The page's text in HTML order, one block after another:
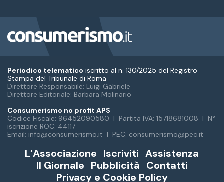
Periodico telematico iscritto al n. 130/2025 del Registro
Stampa del Tribunale di Roma
Direttore Responsabile: Luigi Gabriele
Direttore Editoriale: Barbara Molinario
Consumerismo no profit APS
Codice Fiscale: 96452090580 | Partita IVA: 15718681008 | N°
iscrizione ROC: 44117
Email: info@consumerismo.it | PEC: consumerismo@pec.it
L’Associazione Iscriviti Assistenza
Il Giornale Pubblicità Contatti
Privacy e Cookie Policy